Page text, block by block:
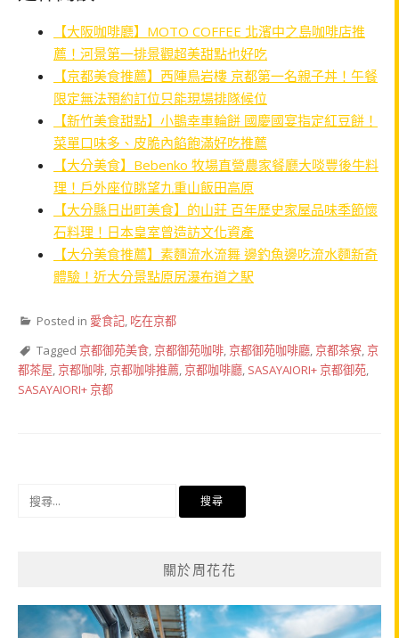
【大阪咖啡廳】MOTO COFFEE 北濱中之島咖啡店推
薦！河景第一排景觀超美甜點也好吃
【京都美食推薦】西陣鳥岩樓 京都第一名親子丼！午餐
限定無法預約訂位只能現場排隊候位
【新竹美食甜點】小鵲幸車輪餅 國慶國宴指定紅豆餅！
菜單口味多、皮脆內餡飽滿好吃推薦
【大分美食】Bebenko 牧場直營農家餐廳大啖豐後牛料
理！戶外座位眺望九重山飯田高原
【大分縣日出町美食】的山莊 百年歷史家屋品味季節懷
石料理！日本皇室曾造訪文化資產
【大分美食推薦】素麵流水流舞 邊釣魚邊吃流水麵新奇
體驗！近大分景點原尻瀑布道之駅
Posted in 愛食記, 吃在京都
Tagged 京都御苑美食,京都御苑咖啡,京都御苑咖啡廳,京都茶寮,京
都茶屋,京都咖啡,京都咖啡推薦,京都咖啡廳, SASAYAIORI+ 京都御苑,
SASAYAIORI+ 京都
關於周花花